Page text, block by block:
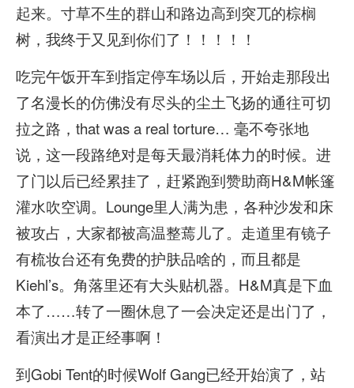
起来。寸草不生的群山和路边高到突兀的棕榈
树，我终于又见到你们了！！！！！
吃完午饭开车到指定停车场以后，开始走那段出
了名漫长的仿佛没有尽头的尘土飞扬的通往可切
拉之路，that was a real torture… 毫不夸张地
说，这一段路绝对是每天最消耗体力的时候。进
了门以后已经累挂了，赶紧跑到赞助商H&M帐篷
灌水吹空调。Lounge里人满为患，各种沙发和床
被攻占，大家都被高温整蔫儿了。走道里有镜子
有梳妆台还有免费的护肤品啥的，而且都是
Kiehl’s。角落里还有大头贴机器。H&M真是下血
本了……转了一圈休息了一会决定还是出门了，
看演出才是正经事啊！
到Gobi Tent的时候Wolf Gang已经开始演了，站